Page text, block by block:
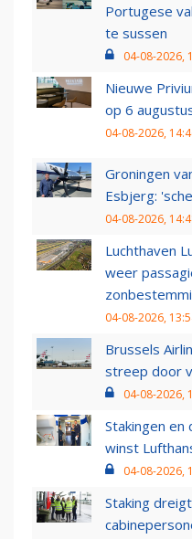
Portugese
te sussen
04-08-2026,
Nieuwe
op 6
04-08-2026,
Groningen
Esbjerg:
04-08-2026,
Luchthaven
weer
04-08-2026,
Brussels
streep door
04-08-2026,
Stakingen en
winst
04-08-2026,
Staking